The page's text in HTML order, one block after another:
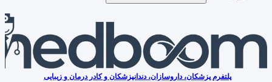
پلتفرم پزشکان، داروسازان، دندانپزشکان و کادر درمان و زیبایی